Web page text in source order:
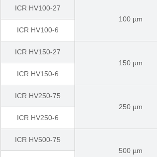
ICR HV100-27
100 µm
ICR HV100-6
ICR HV150-27
150 µm
ICR HV150-6
ICR HV250-75
250 µm
ICR HV250-6
ICR HV500-75
500 µm